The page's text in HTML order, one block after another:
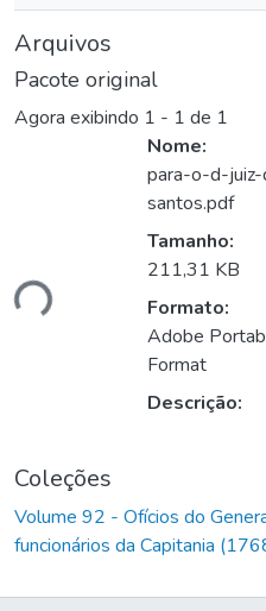
Arquivos
Pacote original
Agora exibindo 1 - 1 de 1
Nome:
para-o-d-
santos.pdf
Tamanho:
211,31 KB
Formato:
Adobe
Format
Descrição:
Coleções
Volume 92 - Ofícios do
funcionários da Capitania